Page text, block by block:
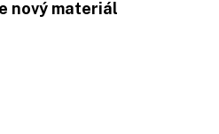
nový materiál